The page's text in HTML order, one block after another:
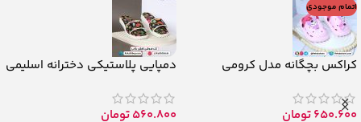
اتمام موجودی
کراکس بچگانه مدل کرومی
650.600تومان
دمپایی پلاستیکی دخترانه اسلیمی
560.800تومان